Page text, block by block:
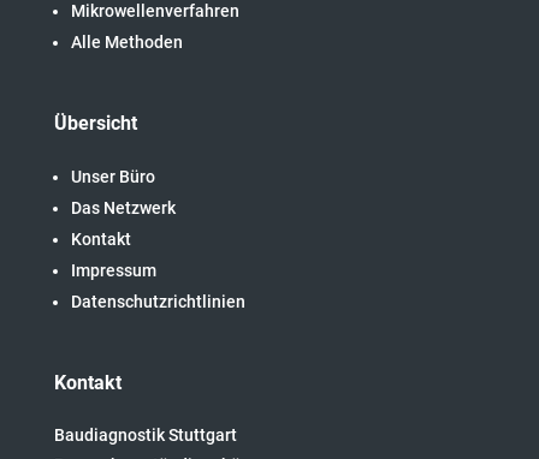
Mikrowellenverfahren
Alle Methoden
Übersicht
Unser Büro
Das Netzwerk
Kontakt
Impressum
Datenschutzrichtlinien
Kontakt
Baudiagnostik Stuttgart